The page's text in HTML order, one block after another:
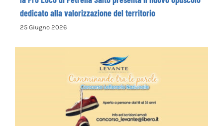
dedicato alla valorizzazione del territorio
25 Giugno 2026
La Cooperativa Sociale Levante promuove
il 1° Concorso Letterario Nazionale
“Camminando tra le parole” – COME